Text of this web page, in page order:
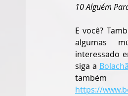
10 Alguém
E você?
algumas
interessado
siga a
https://